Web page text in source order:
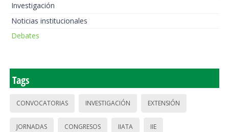
Investigación
Noticias institucionales
Debates
Tags
CONVOCATORIAS INVESTIGACIÓN EXTENSIÓN
JORNADAS CONGRESOS IIATA IIE